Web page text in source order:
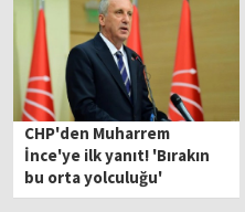
CHP'den Muharrem
İnce'ye ilk yanıt! 'Bırakın
bu orta yolculuğu'